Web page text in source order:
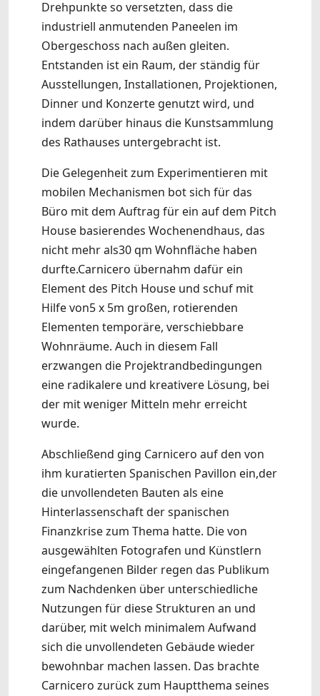
Drehpunkte so versetzten, dass die
industriell anmutenden Paneelen im
Obergeschoss nach außen gleiten.
Entstanden ist ein Raum, der ständig für
Ausstellungen, Installationen, Projektionen,
Dinner und Konzerte genutzt wird, und
indem darüber hinaus die Kunstsammlung
des Rathauses untergebracht ist.
Die Gelegenheit zum Experimentieren mit
mobilen Mechanismen bot sich für das
Büro mit dem Auftrag für ein auf dem Pitch
House basierendes Wochenendhaus, das
nicht mehr als30 qm Wohnfläche haben
durfte.Carnicero übernahm dafür ein
Element des Pitch House und schuf mit
Hilfe von5 x 5m großen, rotierenden
Elementen temporäre, verschiebbare
Wohnräume. Auch in diesem Fall
erzwangen die Projektrandbedingungen
eine radikalere und kreativere Lösung, bei
der mit weniger Mitteln mehr erreicht
wurde.
Abschließend ging Carnicero auf den von
ihm kuratierten Spanischen Pavillon ein,der
die unvollendeten Bauten als eine
Hinterlassenschaft der spanischen
Finanzkrise zum Thema hatte. Die von
ausgewählten Fotografen und Künstlern
eingefangenen Bilder regen das Publikum
zum Nachdenken über unterschiedliche
Nutzungen für diese Strukturen an und
darüber, mit welch minimalem Aufwand
sich die unvollendeten Gebäude wieder
bewohnbar machen lassen. Das brachte
Carnicero zurück zum Hauptthema seines